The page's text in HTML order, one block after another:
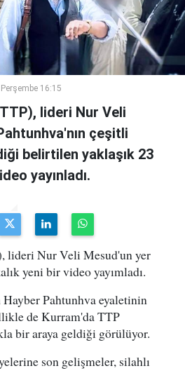
16:15
lideri Nur Veli
çeşitli
belirtilen yaklaşık 23
yayınladı.
lideri Nur Veli Mesud'un yer
yeni bir video yayımladı.
Pahtunhva eyaletinin
de Kurram'da TTP
bir araya geldiği görülüyor.
son gelişmeler, silahlı